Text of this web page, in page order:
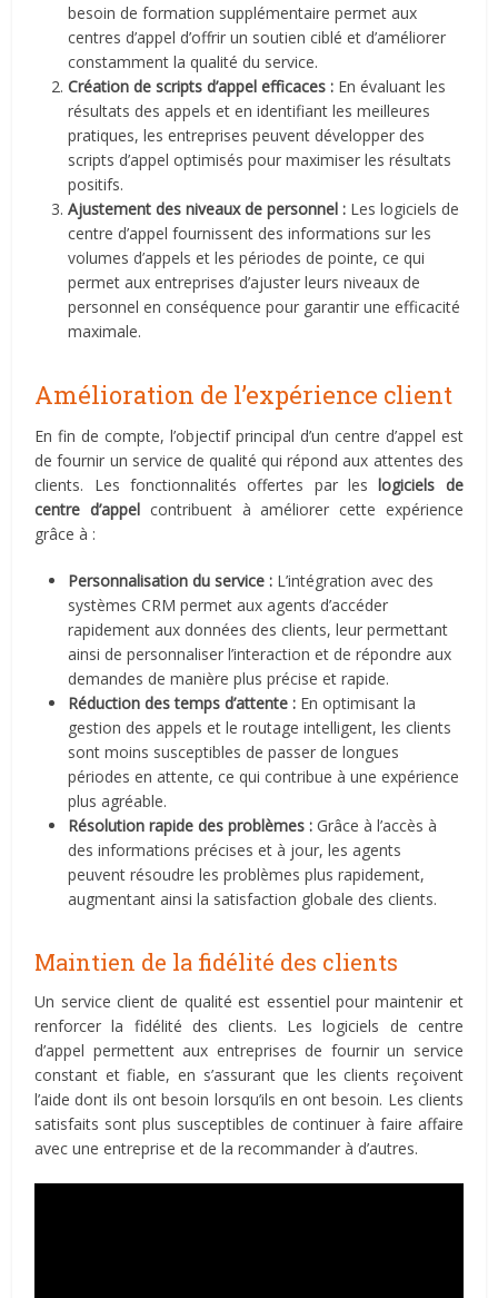
besoin de formation supplémentaire permet aux
centres d’appel d’offrir un soutien ciblé et d’améliorer
constamment la qualité du service.
Création de scripts d’appel efficaces : En évaluant les
résultats des appels et en identifiant les meilleures
pratiques, les entreprises peuvent développer des
scripts d’appel optimisés pour maximiser les résultats
positifs.
Ajustement des niveaux de personnel : Les logiciels de
centre d’appel fournissent des informations sur les
volumes d’appels et les périodes de pointe, ce qui
permet aux entreprises d’ajuster leurs niveaux de
personnel en conséquence pour garantir une efficacité
maximale.
Amélioration de l’expérience client
En fin de compte, l’objectif principal d’un centre d’appel est
de fournir un service de qualité qui répond aux attentes des
clients. Les fonctionnalités offertes par leslogiciels de
centre d’appelcontribuent à améliorer cette expérience
grâce à :
Personnalisation du service : L’intégration avec des
systèmes CRM permet aux agents d’accéder
rapidement aux données des clients, leur permettant
ainsi de personnaliser l’interaction et de répondre aux
demandes de manière plus précise et rapide.
Réduction des temps d’attente : En optimisant la
gestion des appels et le routage intelligent, les clients
sont moins susceptibles de passer de longues
périodes en attente, ce qui contribue à une expérience
plus agréable.
Résolution rapide des problèmes :Grâce à l’accès à
des informations précises et à jour, les agents
peuvent résoudre les problèmes plus rapidement,
augmentant ainsi la satisfaction globale des clients.
Maintien de la fidélité des clients
Un service client de qualité est essentiel pour maintenir et
renforcer la fidélité des clients. Les logiciels de centre
d’appel permettent aux entreprises de fournir un service
constant et fiable, en s’assurant que les clients reçoivent
l’aide dont ils ont besoin lorsqu’ils en ont besoin. Les clients
satisfaits sont plus susceptibles de continuer à faire affaire
avec une entreprise et de la recommander à d’autres.